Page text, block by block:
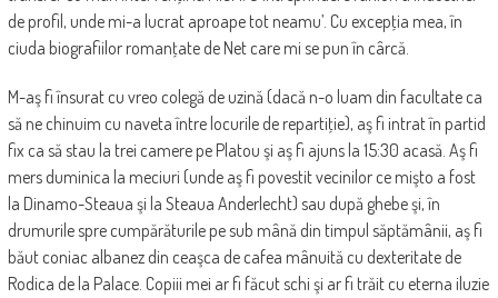
de profil, unde mi-a lucrat aproape tot neamu’. Cu excepţia mea, în
ciuda biografiilor romanţate de Net care mi se pun în cârcă.
M-aş fi însurat cu vreo colegă de uzină (dacă n-o luam din facultate ca
să ne chinuim cu naveta între locurile de repartiţie), aş fi intrat în partid
fix ca să stau la trei camere pe Platou şi aş fi ajuns la 15:30 acasă. Aş fi
mers duminica la meciuri (unde aş fi povestit vecinilor ce mişto a fost
la Dinamo-Steaua şi la Steaua Anderlecht) sau după ghebe şi, în
drumurile spre cumpărăturile pe sub mână din timpul săptămânii, aş fi
băut coniac albanez din ceaşca de cafea mânuită cu dexteritate de
Rodica de la Palace. Copiii mei ar fi făcut schi şi ar fi trăit cu eterna iluzie